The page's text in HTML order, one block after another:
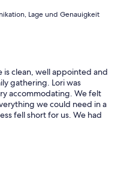
Lage und Genauigkeit
is clean, well appointed and
gathering. Lori was
accommodating. We felt
we could need in a
fell short for us. We had